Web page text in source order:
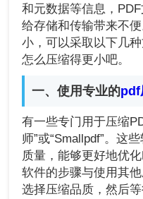
和元数据等信息，
给存储和传输带来不
小，可以采取以下几
怎么压缩得更小吧。
一、使用专业的pdf
有一些专门用于压缩
师”或“Smallpdf”。这
质量，能够更好地优
软件的步骤与使用其
选择压缩品质，然后等